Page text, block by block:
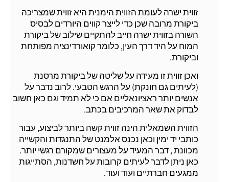
זווית ישרה לעומת הזווית הימנית היא זווית שמצריכה
ביקורת מרובה שכן כדי לייצר קווים היורדים לבסיס
השורה בזווית ישרה חייב להתקיים שילוב של ביקורת
המוח על היד דרך העין, כלומר קואורדינציה מפותחת
וביקורת.
ואכן זווית זו מעידה על שליטה של ביקורת מרסנת
(לעיתים גם חונקת) על הרגש הטבעי. לרוב נדבר על
אנשים יותר ראציונאליים אם כי לא תמיד וגם כאן חשוב
לבדוק את שאר המרכיבים בכתב.
הזווית השמאלית הינה זווית קשה ביותר לביצוע, עבור
כותבי יד ימין וכאן נכנס אלמנט של התנגדות והקשייה
מכוונת , דבר המעיד על מעצורים שמקורם רגשי יותר.
כאן ניתן לדבר לעיתים קרובות על חשדנות, הסתייגות
ממגעים חברתיים ועוד ועוד.